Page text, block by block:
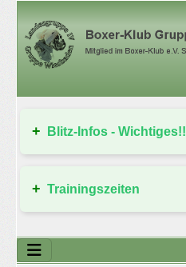
Blitz-Infos - Wichtiges!!
Trainingszeiten